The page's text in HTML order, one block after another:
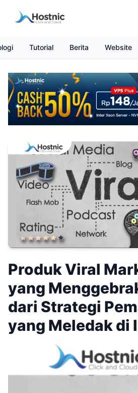
Tutorial Berita Website
Produk Viral
yang
dari Strategi
yang Meledak di